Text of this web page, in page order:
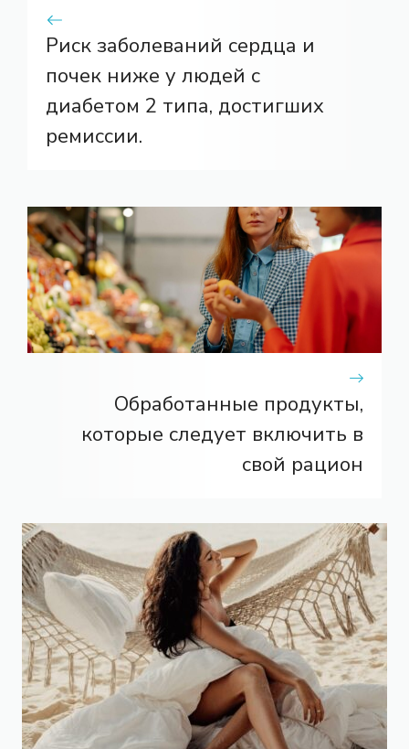
Риск заболеваний сердца и
почек ниже у людей с
диабетом 2 типа, достигших
ремиссии.
Обработанные продукты,
которые следует включить в
свой рацион